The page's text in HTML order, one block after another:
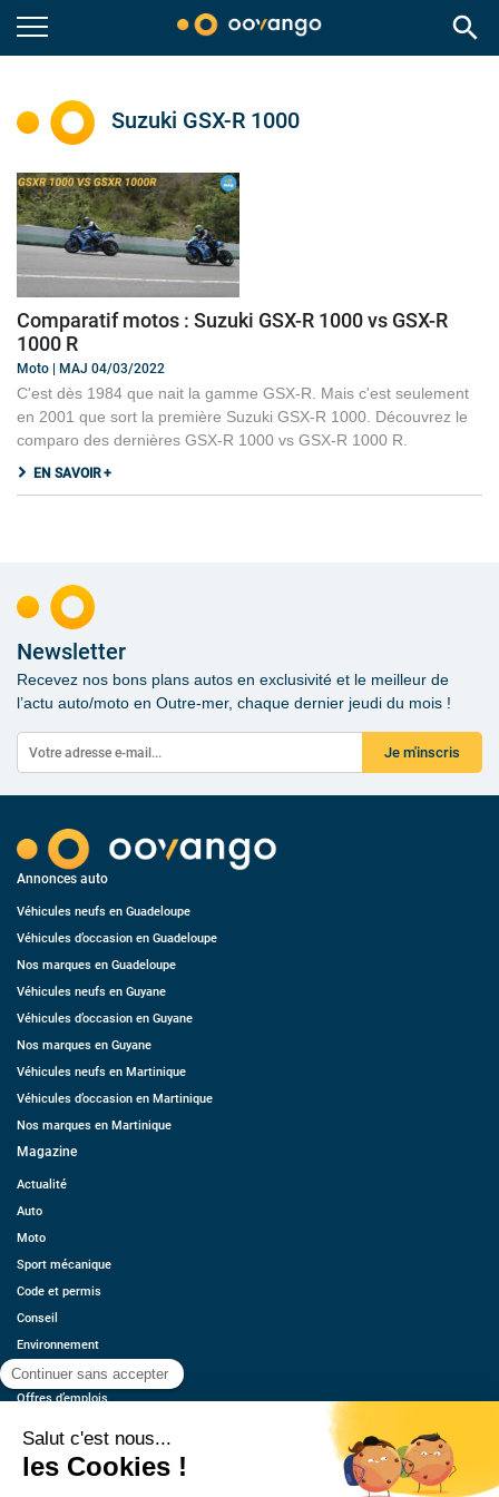
search
Suzuki GSX-R 1000
Comparatif motos : Suzuki GSX-R 1000 vs GSX-R
1000 R
Moto | MAJ 04/03/2022
C'est dès 1984 que nait la gamme GSX-R. Mais c'est seulement
en 2001 que sort la première Suzuki GSX-R 1000. Découvrez le
comparo des dernières GSX-R 1000 vs GSX-R 1000 R.
EN SAVOIR +
Newsletter
Recevez nos bons plans autos en exclusivité et le meilleur de
l’actu auto/moto en Outre-mer, chaque dernier jeudi du mois !
Je m'inscris
Annonces auto
Véhicules neufs en Guadeloupe
Véhicules d’occasion en Guadeloupe
Nos marques en Guadeloupe
Véhicules neufs en Guyane
Véhicules d’occasion en Guyane
Nos marques en Guyane
Véhicules neufs en Martinique
Véhicules d’occasion en Martinique
Nos marques en Martinique
Magazine
Actualité
Auto
Moto
Sport mécanique
Code et permis
Conseil
Environnement
Économie
Offres d’emplois
Contact